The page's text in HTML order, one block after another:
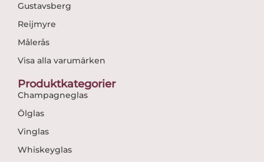
Gustavsberg
Reijmyre
Målerås
Visa alla varumärken
Produktkategorier
Champagneglas
Ölglas
Vinglas
Whiskeyglas